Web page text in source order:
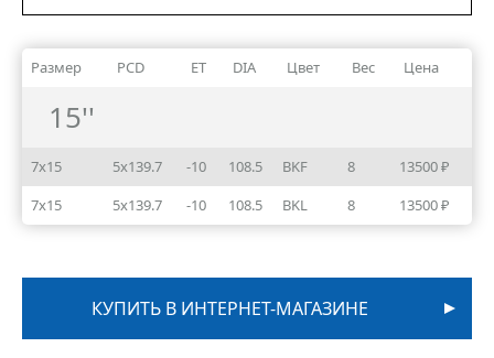
Размер PCD ET DIA Цвет Вес Цена
15''
7x15 5x139.7 -10 108.5 BKF 8
13500 ₽
7x15
5x139.7 -10 108.5 BKL 8 13500 ₽
КУПИТЬ В ИНТЕРНЕТ-МАГАЗИНЕ